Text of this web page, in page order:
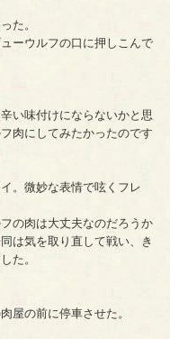
た。
ーウルフの口に押しこんで
い味付けにならないかと思
肉にしてみたかったのです
。微妙な表情で呟くフレ
の肉は大丈夫なのだろうか
は気を取り直して戦い、き
た。
屋の前に停車させた。